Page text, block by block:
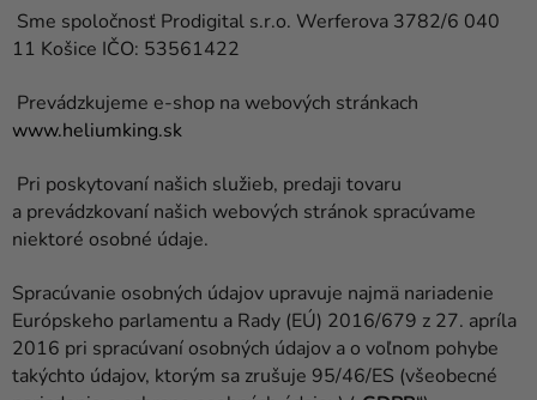
Výzdoba
doplnky
kostýmy a
masky
Pečenie
Novinky
Sme spoločnosť Prodigital s.r.o. Werferova 3782/6 040
11 Košice IČO: 53561422
Prevádzkujeme e-shop na webových stránkach
www.heliumking.sk
Pri poskytovaní našich služieb, predaji tovaru
a prevádzkovaní našich webových stránok spracúvame
niektoré osobné údaje.
Spracúvanie osobných údajov upravuje najmä nariadenie
Európskeho parlamentu a Rady (EÚ) 2016/679 z 27. apríla
2016 pri spracúvaní osobných údajov a o voľnom pohybe
takýchto údajov, ktorým sa zrušuje 95/46/ES (všeobecné